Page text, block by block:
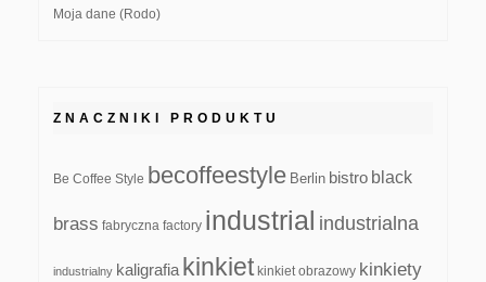
Moja dane (Rodo)
ZNACZNIKI PRODUKTU
Be Coffee Style becoffeestyle Berlin bistro black
brass fabryczna factory industrial industrialna
industrialny kaligrafia kinkiet kinkiet obrazowy kinkiety